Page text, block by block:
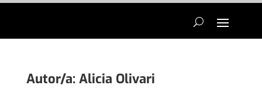
Autor/a: Alicia Olivari